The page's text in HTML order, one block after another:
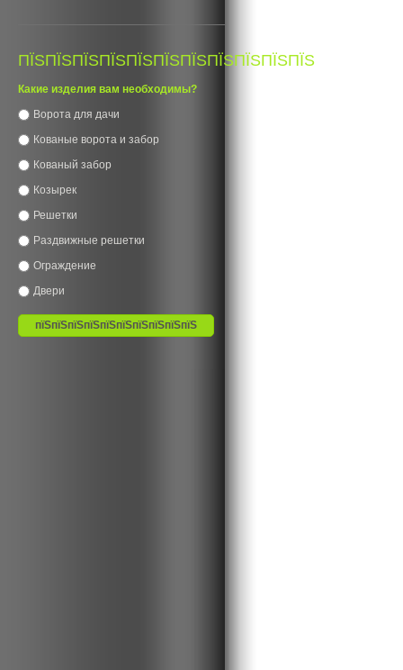
ПЇЅПЇЅПЇЅПЇЅПЇЅПЇЅПЇЅПЇЅПЇЅПЇЅПЇЅ
Какие изделия вам необходимы?
Ворота для дачи
Кованые ворота и забор
Кованый забор
Козырек
Решетки
Раздвижные решетки
Ограждение
Двери